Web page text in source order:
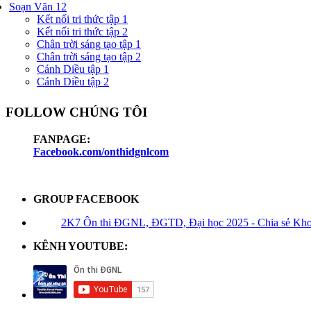
Soạn Văn 12
Kết nối tri thức tập 1
Kết nối tri thức tập 2
Chân trời sáng tạo tập 1
Chân trời sáng tạo tập 2
Cánh Diều tập 1
Cánh Diều tập 2
FOLLOW CHÚNG TÔI
FANPAGE:
Facebook.com/onthidgnlcom
GROUP FACEBOOK
2K7 Ôn thi ĐGNL, ĐGTD, Đại học 2025 - Chia sẻ
KÊNH YOUTUBE: